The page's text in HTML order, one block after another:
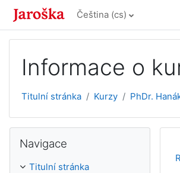
Přejít k hlavnímu obsahu
Čeština ‎(cs)‎
Informace o
Titulní stránka Kurzy PhDr.
Navigace
Titulní stránka